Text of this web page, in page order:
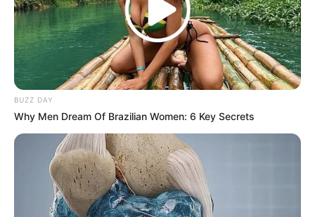
(foto: instagram/deaaannisa)
BUZZ DAY
Why Men Dream Of Brazilian Women: 6 Key Secrets